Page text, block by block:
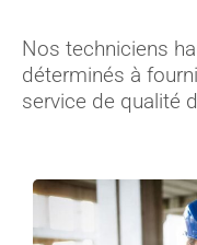
Nos techniciens
déterminés à
service de qualité